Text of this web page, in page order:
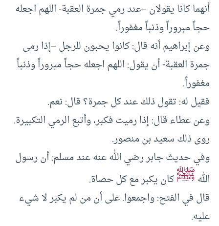
أنهما كانا يقولان –عند رمي جمرة العقبة- اللهم اجعله
حجاً مبروراً وذنباً مغفوراً.
وعن إبراهيم أنه قال: كانوا يحبون للرجل –إذا رمى
جمرة العقبة- أن يقول: اللهم اجعله حجاً مبروراً وذنباً
مغفوراً.
فقيل له: تقول ذلك عند كل جمرة؟ قال: نعم.
وعن عطاء قال: إذا رميت فكبر، وأتبع الرمي التكبيرة.
روى ذلك سعيد بن منصور.
وفي حديث جابر رضي الله عنه عند مسلم: أن رسول
اللهﷺكان يكبر مع كل حصاة.
قال في الفتح: واجمعوا. على أن من لم يكبر لا شيء
عليه.